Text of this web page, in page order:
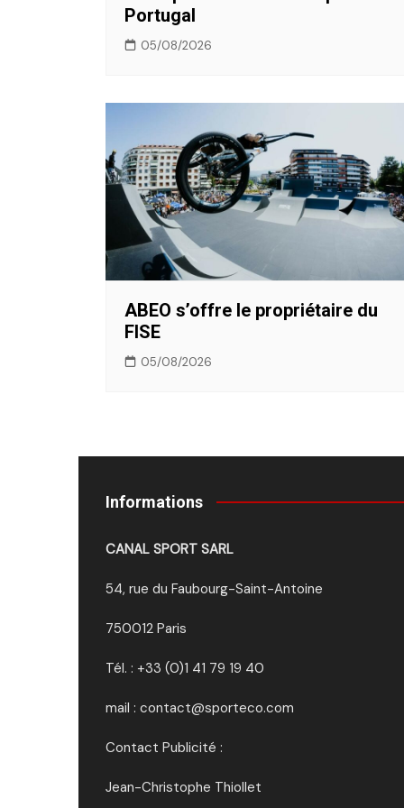
Portugal
05/08/2026
ABEO s’offre le propriétaire du
FISE
05/08/2026
Informations
CANAL SPORT SARL
54, rue du Faubourg-Saint-Antoine
750012 Paris
Tél. : +33 (0)1 41 79 19 40
mail : contact@sporteco.com
Contact Publicité :
Jean-Christophe Thiollet